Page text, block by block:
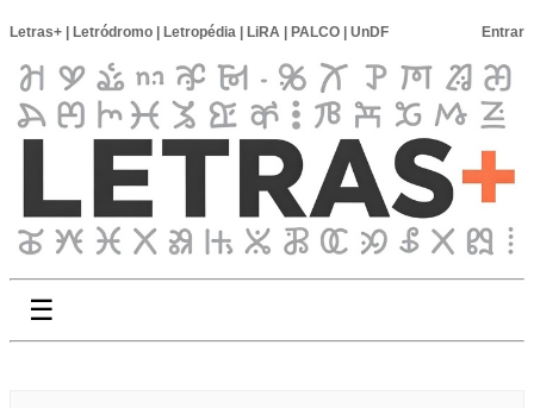
Letras+ Letródromo Letropédia LiRA PALCO UnDF Entrar
☰